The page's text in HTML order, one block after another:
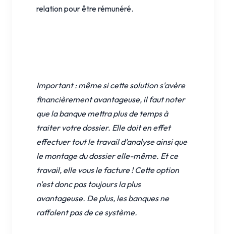
relation pour être rémunéré.
Important : même si cette solution s'avère
financièrement avantageuse, il faut noter
que la banque mettra plus de temps à
traiter votre dossier. Elle doit en effet
effectuer tout le travail d'analyse ainsi que
le montage du dossier elle-même. Et ce
travail, elle vous le facture ! Cette option
n'est donc pas toujours la plus
avantageuse. De plus, les banques ne
raffolent pas de ce système.